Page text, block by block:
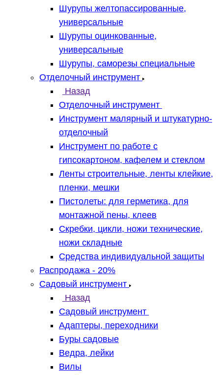
Шурупы желтопассированные,
универсальные
Шурупы оцинкованные,
универсальные
Шурупы, саморезы специальные
Отделочный инструмент
Назад
Отделочный инструмент
Инструмент малярный и штукатурно-
отделочный
Инструмент по работе с
гипсокартоном, кафелем и стеклом
Ленты строительные, ленты клейкие,
пленки, мешки
Пистолеты: для герметика, для
монтажной пены, клеев
Скребки, цикли, ножи технические,
ножи складные
Средства индивидуальной защиты
Распродажа - 20%
Садовый инструмент
Назад
Садовый инструмент
Адаптеры, переходники
Буры садовые
Ведра, лейки
Вилы